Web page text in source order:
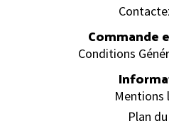
Commande
Conditions
Mentions
Plan